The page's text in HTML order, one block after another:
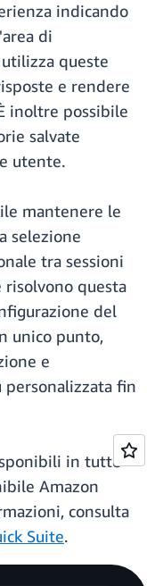
indicando
di
queste
e rendere
inoltre possibile
salvate
utente.
mantenere le
selezione
tra sessioni
questa
del
unico punto,
e
personalizzata fin
in tutte
Amazon
consulta
Suite.